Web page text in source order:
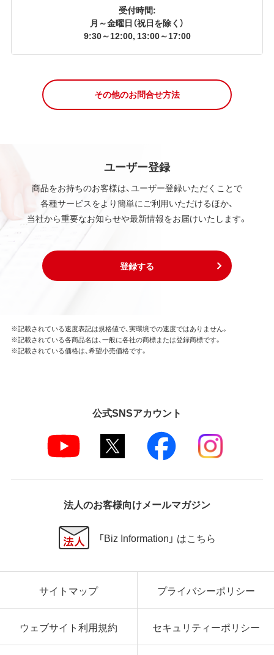
受付時間:
月～金曜日（祝日を除く）
9:30～12:00, 13:00～17:00
その他のお問合せ方法
ユーザー登録
商品をお持ちのお客様は、ユーザー登録いただくことで
各種サービスをより簡単にご利用いただけるほか、
当社から重要なお知らせや最新情報をお届けいたします。
登録する
※記載されている速度表記は規格値で、実環境での速度ではありません。
※記載されている各商品名は、一般に各社の商標または登録商標です。
※記載されている価格は、希望小売価格です。
公式SNSアカウント
法人のお客様向けメールマガジン
「Biz Information」 はこちら
サイトマップ プライバシーポリシー
ウェブサイト利用規約 セキュリティーポリシー